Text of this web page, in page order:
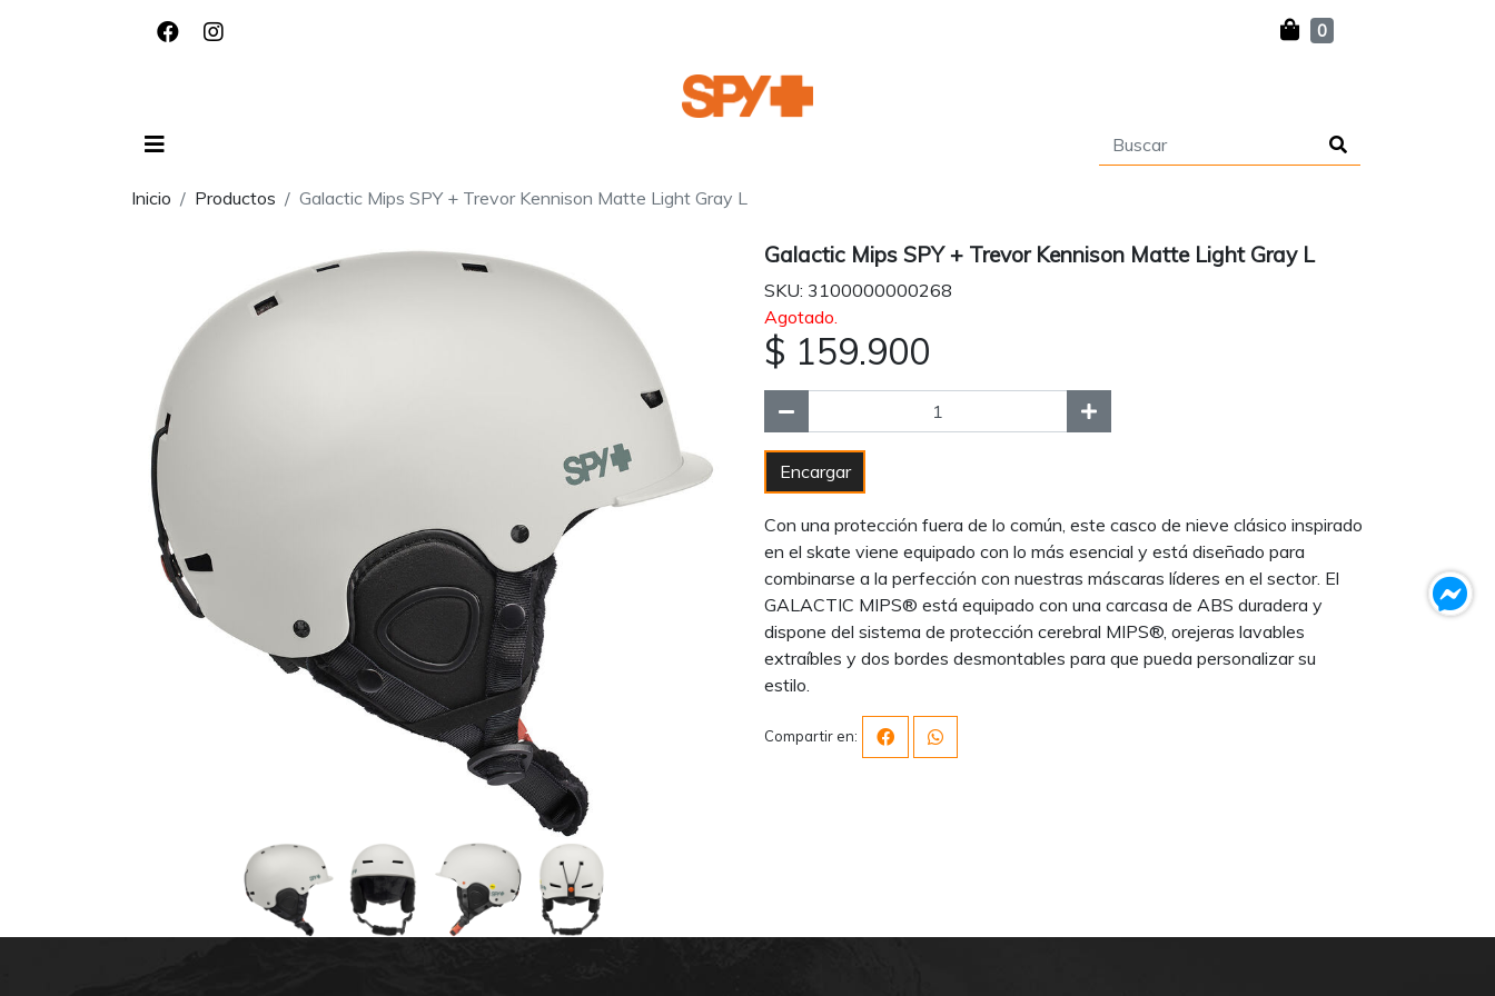
0
Inicio Productos Galactic Mips SPY + Trevor Kennison Matte Light Gray L
Galactic Mips SPY + Trevor Kennison Matte Light Gray L
SKU: 3100000000268
Agotado.
$ 159.900
Encargar
Con una protección fuera de lo común, este casco de nieve clásico inspirado
en el skate viene equipado con lo más esencial y está diseñado para
combinarse a la perfección con nuestras máscaras líderes en el sector. El
GALACTIC MIPS® está equipado con una carcasa de ABS duradera y
dispone del sistema de protección cerebral MIPS®, orejeras lavables
extraíbles y dos bordes desmontables para que pueda personalizar su
estilo.
Compartir en: